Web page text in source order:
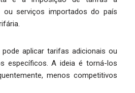
ou serviços importados do país
aplicar tarifas adicionais ou
específicos. A ideia é torná-los
menos competitivos